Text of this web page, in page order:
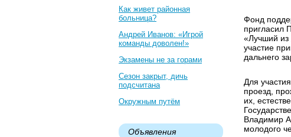
Как живет районная
больница?
Андрей Иванов: «Игрой
команды доволен!»
Экзамены не за горами
Сезон закрыт, дичь
подсчитана
Окружным путём
Объявления
Фонд
пригласил
«Лучший из
участие
дальнего
Для
проезд,
их,
Владимир
молодого